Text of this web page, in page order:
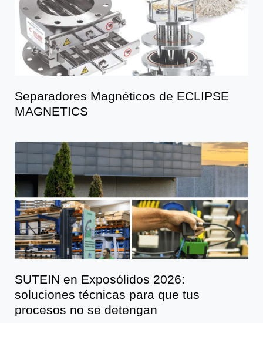
Separadores Magnéticos de ECLIPSE
MAGNETICS
SUTEIN en Exposólidos 2026:
soluciones técnicas para que tus
procesos no se detengan